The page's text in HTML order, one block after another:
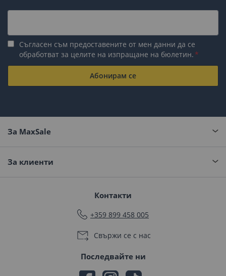
Съгласен съм предоставените от мен данни да се
обработват за целите на изпращане на бюлетин.
Абонирам се
За MaxSale
За клиенти
Контакти
+359 899 458 005
Свържи се с нас
Последвайте ни